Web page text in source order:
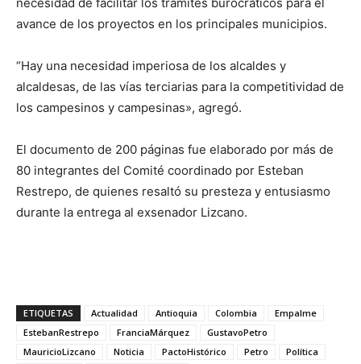
avance de los proyectos en los principales municipios.
“Hay una necesidad imperiosa de los alcaldes y
alcaldesas, de las vías terciarias para la competitividad de
los campesinos y campesinas», agregó.
El documento de 200 páginas fue elaborado por más de
80 integrantes del Comité coordinado por Esteban
Restrepo, de quienes resaltó su presteza y entusiasmo
durante la entrega al exsenador Lizcano.
ETIQUETAS Actualidad Antioquia Colombia
Empalme
EstebanRestrepo
FranciaMárquez
GustavoPetro
MauricioLizcano
Noticia PactoHistórico Petro Política